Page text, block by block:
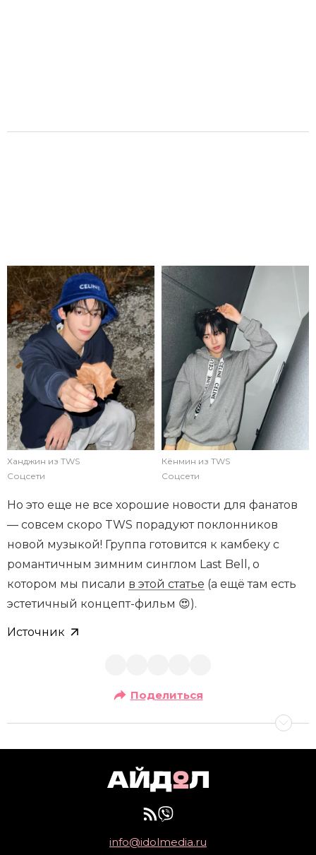
Ханджин из TWS
Соцсети
Кёнмин из TWS
Соцсети
Но это еще не все хорошие новости для фанатов
— совсем скоро TWS порадуют поклонников
новой музыкой! Группа готовится к камбеку с
романтичным зимним синглом Last Bell, о
котором мы писали в этой статье (а ещё там есть
эстетичный концепт-фильм 😍).
Источник
Поделиться
info@idolmedia.ru